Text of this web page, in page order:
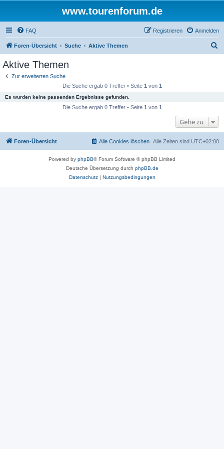
www.tourenforum.de
FAQ Anmelden
Registrieren
Foren-Übersicht Suche Aktive Themen
Aktive Themen
Zur erweiterten Suche
Die Suche ergab 0 Treffer • Seite 1 von 1
Es wurden keine passenden Ergebnisse gefunden.
Die Suche ergab 0 Treffer • Seite 1 von 1
Gehe zu
Foren-Übersicht Alle Zeiten sind UTC+02:00
Alle Cookies löschen
Powered by phpBB® Forum Software © phpBB Limited
Deutsche Übersetzung durch phpBB.de
Datenschutz| Nutzungsbedingungen